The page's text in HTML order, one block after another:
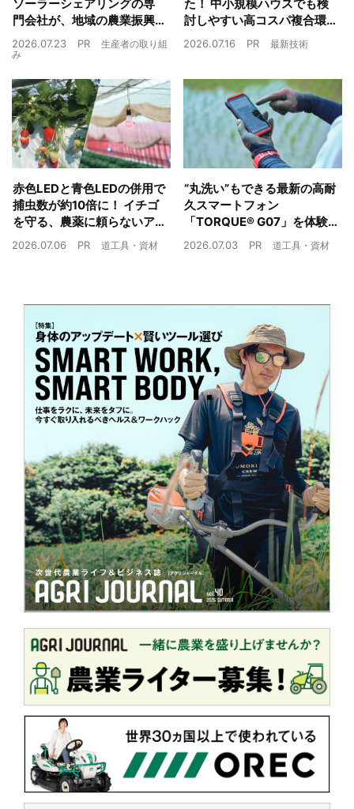
ソーラーシェアリングの専
門会社が、地域の農業振興
や経済循環をワンストップ
でサポート
2026.07.23 PR
生産者の取り組
み
た！ 中小規模ハウスでも検
討しやすい高コスパ複合環
境制御装置が誕生
2026.07.16 PR 最新技術
赤色LEDと青色LEDの併用で
捕虫数が約10倍に！ イチゴ
を守る、農薬に頼らないア
ザミウマ対策
2026.07.06 PR 道工具・資材
“丸洗い”もできる最新の高耐
久スマートフォン
「TORQUE® G07」を体験
農業現場の“スマホの弱点”を
2026.07.03 PR 道工具・資材